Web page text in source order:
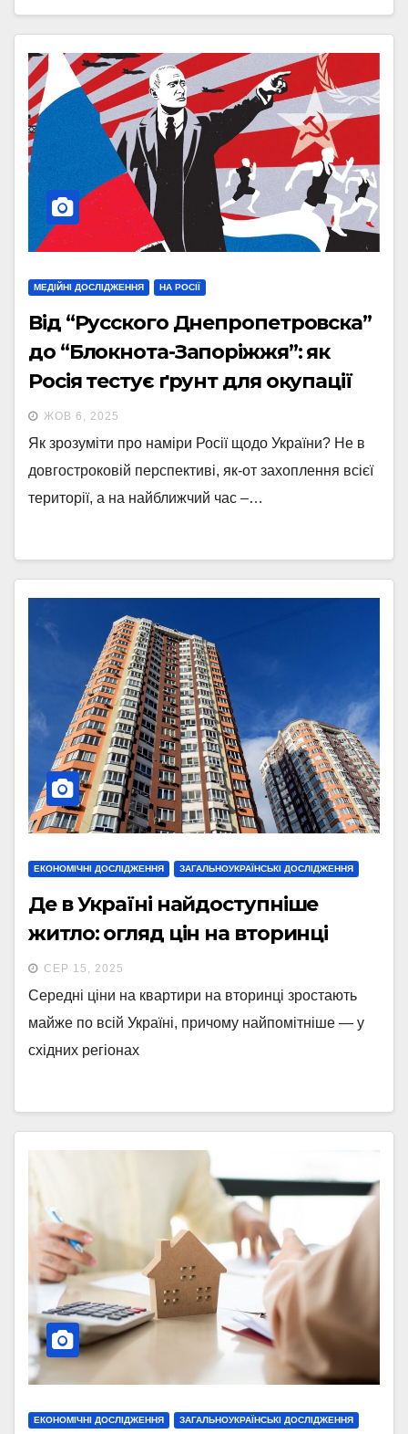
МЕДІЙНІ ДОСЛІДЖЕННЯ НА РОСІЇ
Від “Русского Днепропетровска”
до “Блокнота-Запоріжжя”: як
Росія тестує ґрунт для окупації
ЖОВ 6, 2025
Як зрозуміти про наміри Росії щодо України? Не в
довгостроковій перспективі, як-от захоплення всієї
території, а на найближчий час –…
ЕКОНОМІЧНІ ДОСЛІДЖЕННЯ ЗАГАЛЬНОУКРАЇНСЬКІ ДОСЛІДЖЕННЯ
Де в Україні найдоступніше
житло: огляд цін на вторинці
СЕР 15, 2025
Середні ціни на квартири на вторинці зростають
майже по всій Україні, причому найпомітніше — у
східних регіонах
ЕКОНОМІЧНІ ДОСЛІДЖЕННЯ ЗАГАЛЬНОУКРАЇНСЬКІ ДОСЛІДЖЕННЯ